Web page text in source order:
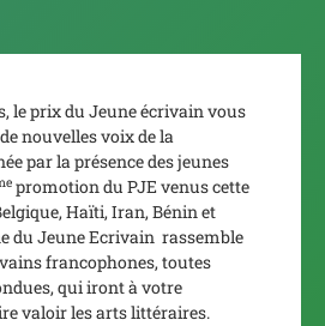
le prix du Jeune écrivain vous
nouvelles voix de la
par la présence des jeunes
promotion du PJE venus cette
Haïti, Iran, Bénin et
du Jeune Ecrivain rassemble
francophones, toutes
qui iront à votre
valoir les arts littéraires.